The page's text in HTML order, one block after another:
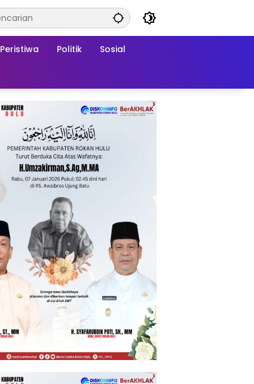
Peristiwa Politik Sosial